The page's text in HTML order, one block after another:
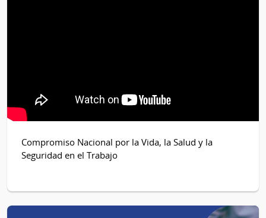
Compromiso Nacional por la Vida, la Salud y la
Seguridad en el Trabajo